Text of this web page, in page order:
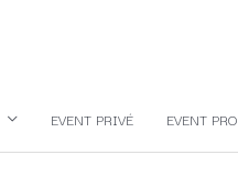
EVENT PRIVÉ EVENT PRO